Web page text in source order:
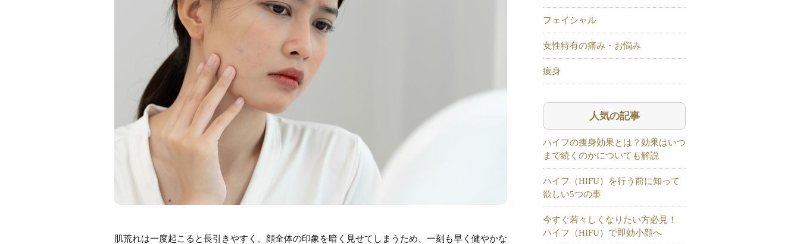
肌荒れは一度起こると長引きやすく、顔全体の印象を暗く見せてしまうため、一刻も早く健やかな
フェイシャル
女性特有の痛み・お悩み
痩身
人気の記事
ハイフの痩身効果とは？効果はいつ
まで続くのかについても解説
ハイフ（HIFU）を行う前に知って
欲しい5つの事
今すぐ若々しくなりたい方必見！
ハイフ（HIFU）で即効小顔へ